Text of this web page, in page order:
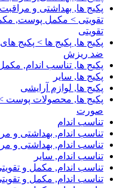
پکیج ها, بهداشتی و
تقویتی > مکمل پوست,
تقویتی
پکیج ها, پکیج ها > پکیج
ضد ریزش
پکیج ها, تناسب اندام,
پکیج ها, سایر
پکیج ها, لوازم آرایشی
پکیج ها, محصولات پوست
صورت
تناسب اندام
تناسب اندام, بهداشتی و
تناسب اندام, بهداشتی و
تناسب اندام, سایر
تناسب اندام, مکمل و
تناسب اندام, مکمل و